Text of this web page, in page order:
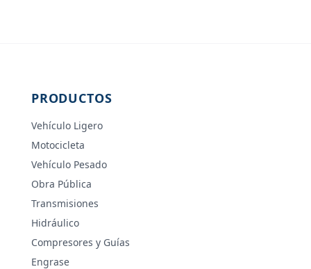
PRODUCTOS
Vehículo Ligero
Motocicleta
Vehículo Pesado
Obra Pública
Transmisiones
Hidráulico
Compresores y Guías
Engrase